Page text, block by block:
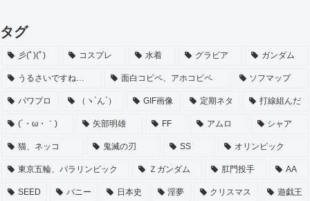
タグ
彡(ﾟ)(ﾟ) コスプレ 水着 グラビア ガンダム
うるさいですね… 面白コピペ、アホコピペ ソフマップ
パワプロ （ヽ´ん`） GIF画像 定期ネタ 打線組んだ
(´・ω・｀) 矢部明雄 FF アムロ シャア
猫、ネッコ 鬼滅の刃 SS オリンピック
東京五輪、パラリンピック Ｚガンダム 肛門投手 AA
SEED バニー 日本史 淫夢 クリスマス 遊戯王